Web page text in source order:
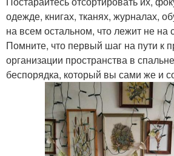
одежде, книгах, тканях, журналах,
на всем остальном, что лежит не на
Помните, что первый шаг на пути к
организации пространства в
беспорядка, который вы сами же и